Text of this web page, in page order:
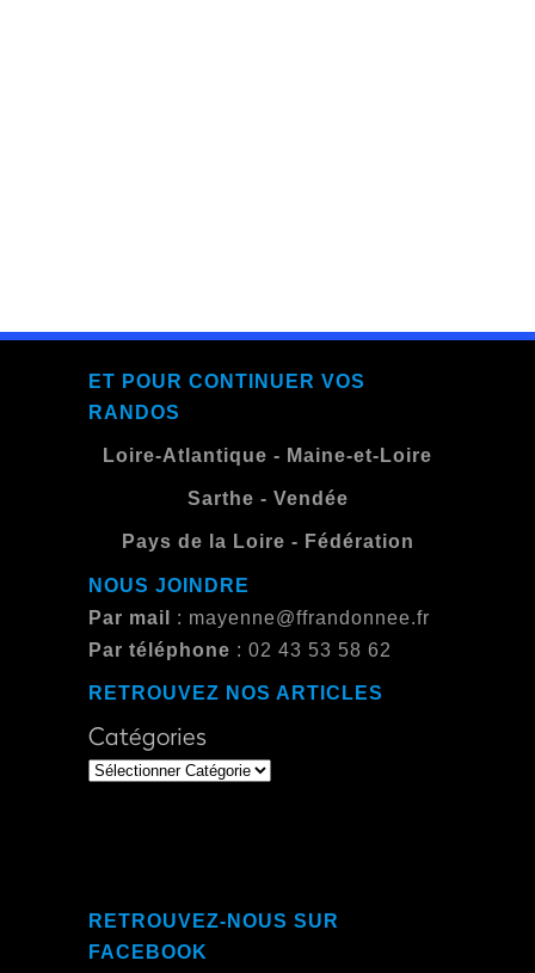
ET POUR CONTINUER VOS
RANDOS
Loire-Atlantique - Maine-et-Loire
Sarthe - Vendée
Pays de la Loire - Fédération
NOUS JOINDRE
Par mail
: mayenne@ffrandonnee.fr
Par téléphone : 02 43 53 58 62
RETROUVEZ NOS ARTICLES
Catégories
RETROUVEZ-NOUS SUR
FACEBOOK